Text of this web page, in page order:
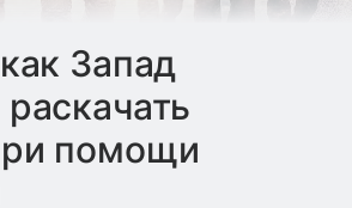
Запад
помощи